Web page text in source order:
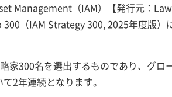
Management（IAM）【発行元：
（IAM Strategy 300, 2025年度版）
家300名を選出するものであり、グロ
2年連続となります。